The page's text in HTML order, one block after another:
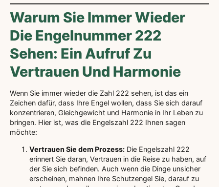
Warum Sie Immer Wieder
Die Engelnummer 222
Sehen: Ein Aufruf Zu
Vertrauen Und Harmonie
Wenn Sie immer wieder die Zahl 222 sehen, ist das ein
Zeichen dafür, dass Ihre Engel wollen, dass Sie sich darauf
konzentrieren, Gleichgewicht und Harmonie in Ihr Leben zu
bringen. Hier ist, was die Engelszahl 222 Ihnen sagen
möchte:
Vertrauen Sie dem Prozess: Die Engelszahl 222
erinnert Sie daran, Vertrauen in die Reise zu haben, auf
der Sie sich befinden. Auch wenn die Dinge unsicher
erscheinen, mahnen Ihre Schutzengel Sie, darauf zu